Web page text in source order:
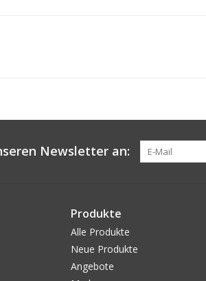
Newsletter an:
Produkte
Alle Produkte
Neue Produkte
Angebote